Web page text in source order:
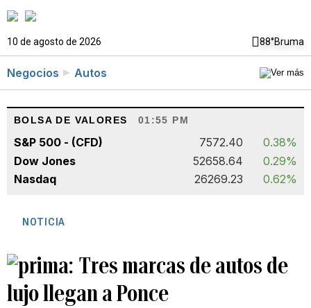
10 de agosto de 2026 88°Bruma
Negocios Autos
BOLSA DE VALORES 01:55 PM
S&P 500 - (CFD) 7572.40
0.38%
Dow Jones
52658.64
0.29%
Nasdaq
26269.23 0.62%
NOTICIA
Tres marcas de autos de
lujo llegan a Ponce